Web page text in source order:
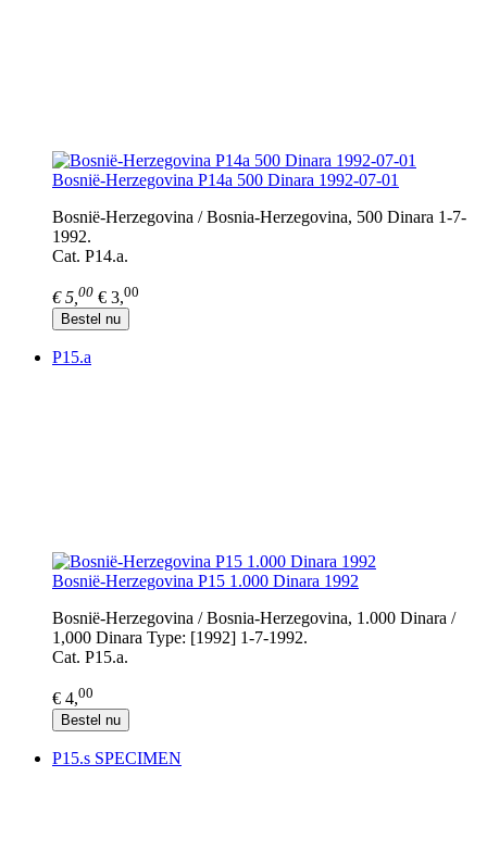
Bosnië-Herzegovina P14a 500 Dinara 1992-07-01
Bosnië-Herzegovina / Bosnia-Herzegovina, 500 Dinara 1-7-
1992.
Cat. P14.a.
€ 5, 00 € 3,00
Bestel nu
P15.a
Bosnië-Herzegovina P15 1.000 Dinara 1992
Bosnië-Herzegovina / Bosnia-Herzegovina, 1.000 Dinara /
1,000 Dinara Type: [1992] 1-7-1992.
Cat. P15.a.
€ 4,00
Bestel nu
P15.s SPECIMEN